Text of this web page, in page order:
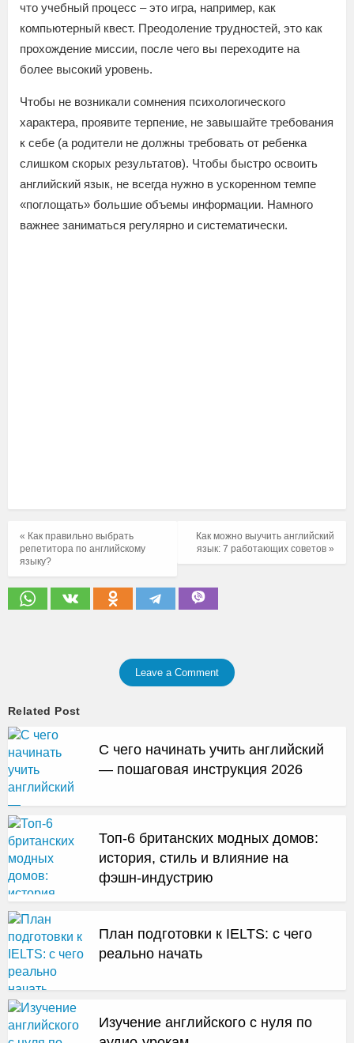
что учебный процесс – это игра, например, как
компьютерный квест. Преодоление трудностей, это как
прохождение миссии, после чего вы переходите на
более высокий уровень.
Чтобы не возникали сомнения психологического
характера, проявите терпение, не завышайте требования
к себе (а родители не должны требовать от ребенка
слишком скорых результатов). Чтобы быстро освоить
английский язык, не всегда нужно в ускоренном темпе
«поглощать» большие объемы информации. Намного
важнее заниматься регулярно и систематически.
Как можно выучить английский
язык: 7 работающих советов »
« Как правильно выбрать
репетитора по английскому
языку?
Leave a Comment
Related Post
С чего начинать учить английский
— пошаговая инструкция 2026
Топ-6 британских модных домов:
история, стиль и влияние на
фэшн-индустрию
План подготовки к IELTS: с чего
реально начать
Изучение английского с нуля по